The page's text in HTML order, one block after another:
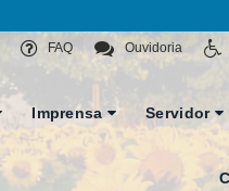
Ouvidoria
FAQ
Imprensa Servidor